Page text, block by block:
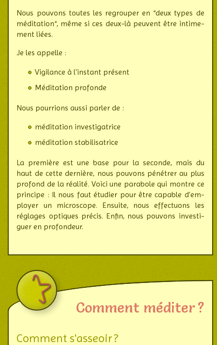
Nous pouvons toutes les regrouper en “deux types de
méditation“, même si ces deux-là peuvent être inti­me­
ment liées.
Je les appelle :
Vigilance à l'instant présent
Méditation profonde
Nous pourrions aussi parler de :
méditation investigatrice
méditation stabilisatrice
La première est une base pour la seconde, mais du
haut de cette dernière, nous pouvons péné­trer au plus
pro­fond de la réalité. Voici une parabole qui montre ce
principe : Il nous faut étudier pour être capable d'em­
ployer un micros­cope. Ensuite, nous effec­tuons les
réglages optiques précis. Enfin, nous pouvons inves­ti­
guer en pro­fondeur.
Comment méditer ?
Comment s'asseoir ?